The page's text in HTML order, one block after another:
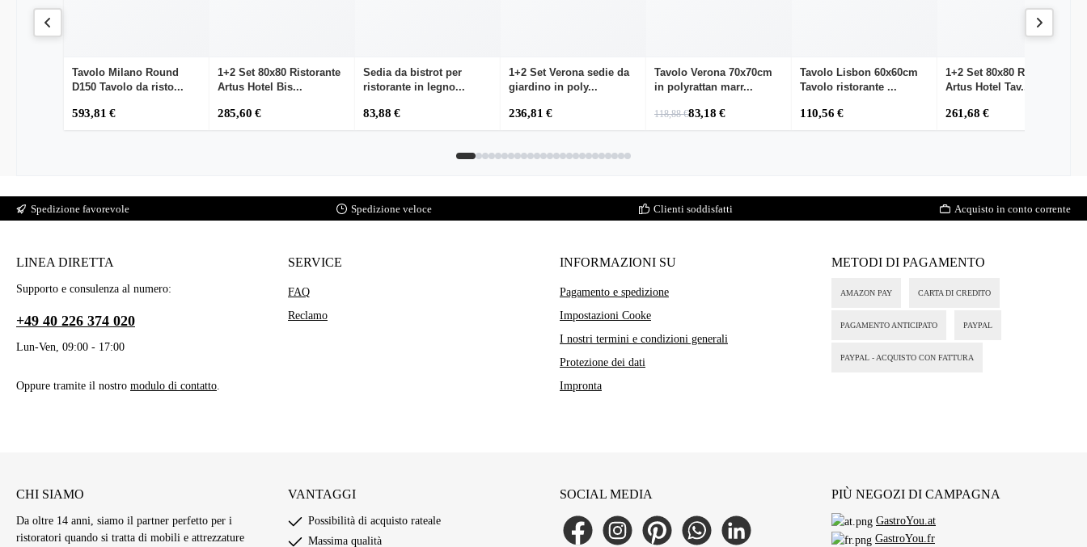
Tavolo Milano Round
D150 Tavolo da risto...
593,81 €
1+2 Set 80x80 Ristorante
Artus Hotel Bis...
285,60 €
Sedia da bistrot per
ristorante in legno...
83,88 €
1+2 Set Verona sedie da
giardino in poly...
236,81 €
Tavolo Verona 70x70cm
in polyrattan marr...
118,88 €83,18 €
Tavolo Lisbon 60x60cm
Tavolo ristorante ...
110,56 €
1+2 Set 80x80 Ristorante
Artus Hotel Tav...
261,68 €
Spedizione favorevole Spedizione veloce Clienti soddisfatti Acquisto in conto corrente
LINEA DIRETTA
Supporto e consulenza al numero:
+49 40 226 374 020
Lun-Ven, 09:00 - 17:00
Oppure tramite il nostro modulo di contatto.
SERVICE
FAQ
Reclamo
INFORMAZIONI SU
Pagamento e spedizione
Impostazioni Cooke
I nostri termini e condizioni generali
Protezione dei dati
Impronta
METODI DI PAGAMENTO
AMAZON PAY CARTA DI CREDITO
PAGAMENTO ANTICIPATO PAYPAL
PAYPAL - ACQUISTO CON FATTURA
CHI SIAMO
Da oltre 14 anni, siamo il partner perfetto per i
ristoratori quando si tratta di mobili e attrezzature
VANTAGGI
Possibilità di acquisto rateale
Massima qualità
SOCIAL MEDIA
Facebook InstagramPinterest WhatsAppLinkedIn
PIÙ NEGOZI DI CAMPAGNA
GastroYou.at
GastroYou.fr